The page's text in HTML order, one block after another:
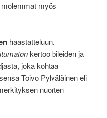
myös
haastatteluun.
kertoo bileiden ja
joka kohtaa
Toivo Pylväläinen eli
nuorten